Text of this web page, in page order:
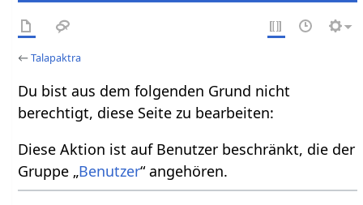
←Talapaktra
Du bist aus dem folgenden Grund nicht
berechtigt, diese Seite zu bearbeiten:
Diese Aktion ist auf Benutzer beschränkt, die der
Gruppe „Benutzer“ angehören.